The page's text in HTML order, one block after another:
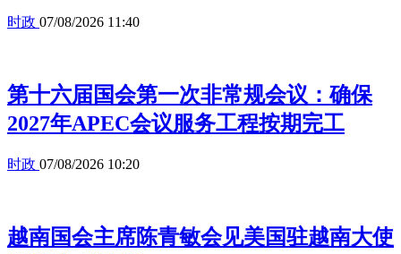
时政 07/08/2026 11:40
第十六届国会第一次非常规会议：确保
2027年APEC会议服务工程按期完工
时政 07/08/2026 10:20
越南国会主席陈青敏会见美国驻越南大使